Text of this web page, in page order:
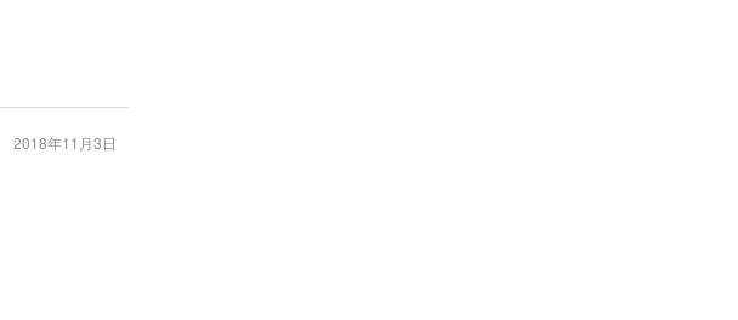
2018年11月3日